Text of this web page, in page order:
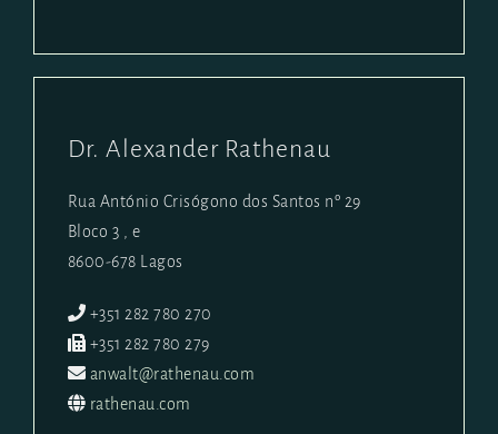
Dr. Alexander Rathenau
Rua António Crisógono dos Santos nº 29
Bloco 3 , e
8600-678 Lagos
+351 282 780 270
+351 282 780 279
anwalt@rathenau.com
rathenau.com